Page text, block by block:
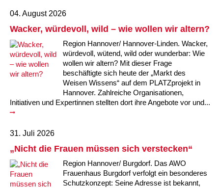
“Mäuseburg” / Familienzentrum
Kindertagesstätte König-Ludwig-Straße
Kindertagesstätte Langes Feld “Deisterspatzen”
Kindertagesstätte Moorlilienweg /
Familienzentrum
Familienzentrum
Kindertagesstätte Pfarrlandplatz
Kindertagesstätte Rosenbergstraße
Kindertagesstätte Hiltrud-Grote-Weg
Kindertagesstätte Ibykusweg / Familienzentrum
Kindertagesstätte Johannes-Lau-Hof
Kindertagesstätte Kapellenbrink /
Familienzentrum
“Mäuseburg” / Familienzentrum
Kindertagesstätte König-Ludwig-Straße
Kindertagesstätte Langes Feld “Deisterspatzen”
04. August 2026
Wacker, würdevoll, wild – wie wollen wir altern?
Region Hannover/ Hannover-Linden. Wacker,
würdevoll, wütend, wild oder wunderbar: Wie
wollen wir altern? Mit dieser Frage
beschäftigte sich heute der „Markt des
Weisen Wissens“ auf dem PLATZprojekt in
Hannover. Zahlreiche Organisationen,
Initiativen und Expertinnen stellten dort ihre Angebote vor und...
31. Juli 2026
„Nicht die Frauen müssen sich verstecken“
Region Hannover/ Burgdorf. Das AWO
Frauenhaus Burgdorf verfolgt ein besonderes
Schutzkonzept: Seine Adresse ist bekannt,